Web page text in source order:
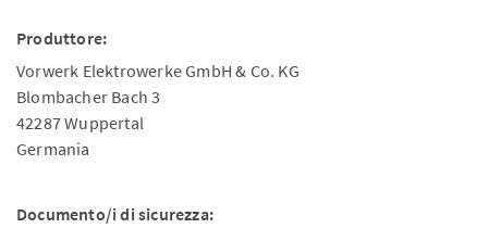
Produttore:
Vorwerk Elektrowerke GmbH & Co. KG
Blombacher Bach 3
42287 Wuppertal
Germania
Documento/i di sicurezza: